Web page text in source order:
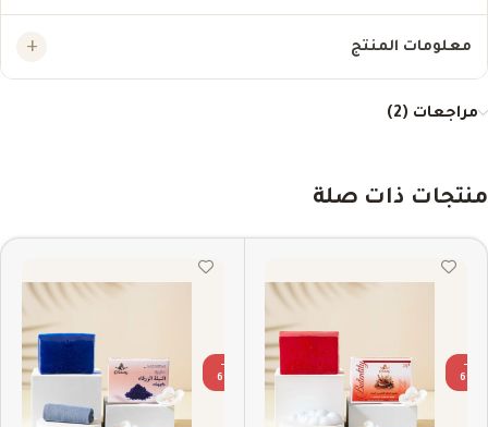
معلومات المنتج
مراجعات (2)
منتجات ذات صلة
-3
6%
-3
6%